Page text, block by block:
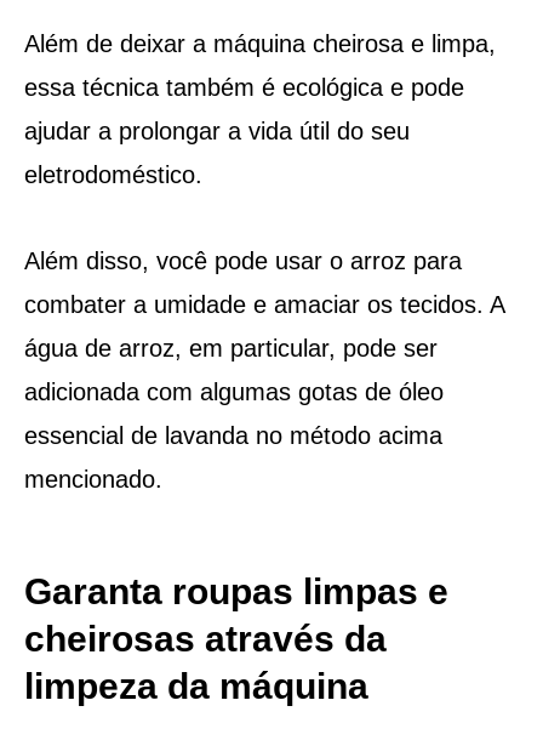
Além de deixar a máquina cheirosa e limpa,
essa técnica também é ecológica e pode
ajudar a prolongar a vida útil do seu
eletrodoméstico.
Além disso, você pode usar o arroz para
combater a umidade e amaciar os tecidos. A
água de arroz, em particular, pode ser
adicionada com algumas gotas de óleo
essencial de lavanda no método acima
mencionado.
Garanta roupas limpas e
cheirosas através da
limpeza da máquina